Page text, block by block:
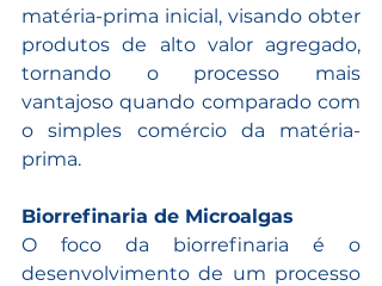
matéria-prima inicial, visando obter
produtos de alto valor agregado,
tornando o processo mais
vantajoso quando comparado com
o simples comércio da matéria-
prima.
Biorrefinaria de Microalgas
O foco da biorrefinaria é o
desenvolvimento de um processo